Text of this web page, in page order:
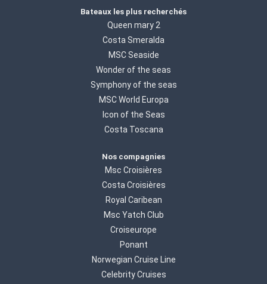
Bateaux les plus recherchés
Queen mary 2
Costa Smeralda
MSC Seaside
Wonder of the seas
Symphony of the seas
MSC World Europa
Icon of the Seas
Costa Toscana
Nos compagnies
Msc Croisières
Costa Croisières
Royal Caribean
Msc Yatch Club
Croiseurope
Ponant
Norwegian Cruise Line
Celebrity Cruises